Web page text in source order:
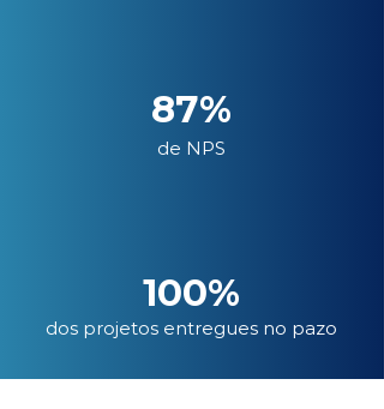
87%
de NPS
100%
dos projetos entregues no pazo